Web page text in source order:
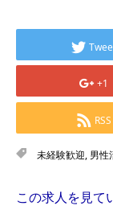
+1
RSS
未経験歓迎, 男性
この求人を見て